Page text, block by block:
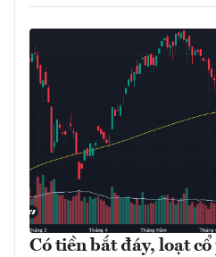
Có tiền bắt đáy, loạt